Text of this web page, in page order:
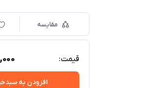
مقایسه
قیمت:
افزودن به